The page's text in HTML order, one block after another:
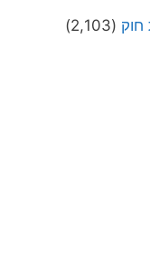
חוק (2,103)